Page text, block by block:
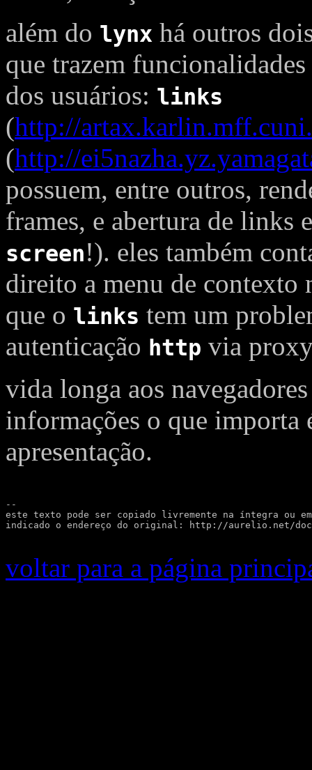
além do lynx há outros
que trazem
dos usuários: links
(http://
(http://
possuem, entre outros,
frames, e abertura de links
screen!). eles também
direito a menu de contexto
que o links tem um
autenticação http via
vida longa aos
informações o que importa
apresentação.
--
este texto pode ser copiado livremente na íntegra ou
indicado o endereço do original: http://aurelio.net/
voltar para a página